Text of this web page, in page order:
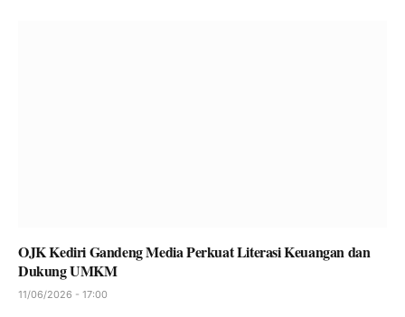
OJK Kediri Gandeng Media Perkuat Literasi Keuangan dan
Dukung UMKM
11/06/2026 - 17:00